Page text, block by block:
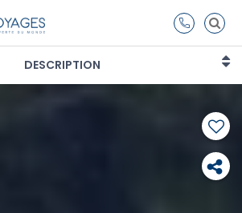
DESCRIPTION